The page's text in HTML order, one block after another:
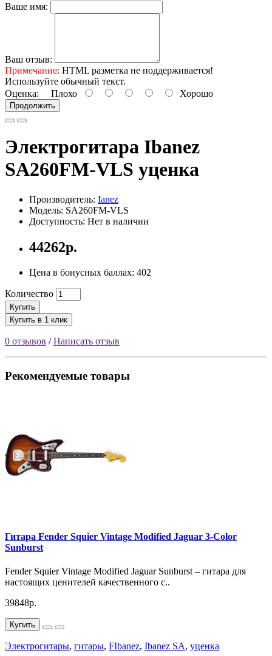
Ваше имя:
Ваш отзыв:
Примечание: HTML разметка не поддерживается!
Используйте обычный текст.
Оценка: Плохо Хорошо
Продолжить
Электрогитара Ibanez
SA260FM-VLS уценка
Производитель: Ianez
Модель: SA260FM-VLS
Доступность: Нет в наличии
44262р.
Цена в бонусных баллах: 402
Количество
Купить
Купить в 1 клик
0 отзывов /Написать отзыв
Рекомендуемые товары
Гитара Fender Squier Vintage Modified Jaguar 3-Color
Sunburst
Fender Squier Vintage Modified Jaguar Sunburst – гитара для
настоящих ценителей качественного с..
39848р.
Купить
Электрогитары, гитары, FIbanez, Ibanez SA, уценка